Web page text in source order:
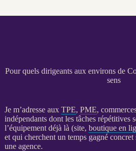
Pour quels dirigeants aux environs de
sens
Je m’adresse aux TPE, PME,
indépendants dont les tâches répétitives
l’équipement déjà là (site, boutique en
et qui cherchent un temps gagné concret
une agence.